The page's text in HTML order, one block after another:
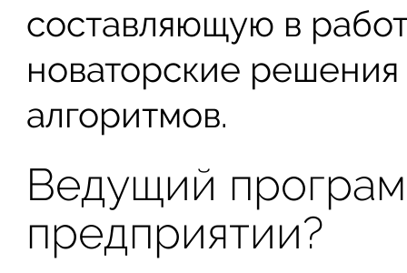
составляющую в
новаторские
алгоритмов.
Ведущий
предприятии?